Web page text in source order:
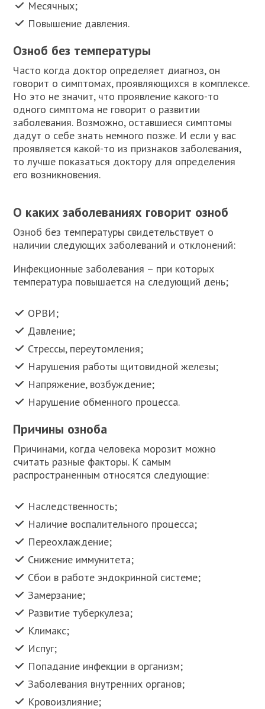
Месячных;
Повышение давления.
Озноб без температуры
Часто когда доктор определяет диагноз, он
говорит о симптомах, проявляющихся в комплексе.
Но это не значит, что проявление какого-то
одного симптома не говорит о развитии
заболевания. Возможно, оставшиеся симптомы
дадут о себе знать немного позже. И если у вас
проявляется какой-то из признаков заболевания,
то лучше показаться доктору для определения
его возникновения.
О каких заболеваниях говорит озноб
Озноб без температуры свидетельствует о
наличии следующих заболеваний и отклонений:
Инфекционные заболевания – при которых
температура повышается на следующий день;
ОРВИ;
Давление;
Стрессы, переутомления;
Нарушения работы щитовидной железы;
Напряжение, возбуждение;
Нарушение обменного процесса.
Причины озноба
Причинами, когда человека морозит можно
считать разные факторы. К самым
распространенным относятся следующие:
Наследственность;
Наличие воспалительного процесса;
Переохлаждение;
Снижение иммунитета;
Сбои в работе эндокринной системе;
Замерзание;
Развитие туберкулеза;
Климакс;
Испуг;
Попадание инфекции в организм;
Заболевания внутренних органов;
Кровоизлияние;